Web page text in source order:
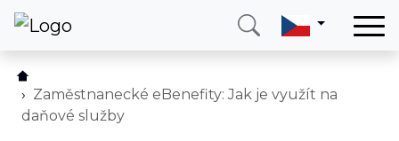
Služby
Zaměstnanecké eBenefity: Jak je využít na
daňové služby